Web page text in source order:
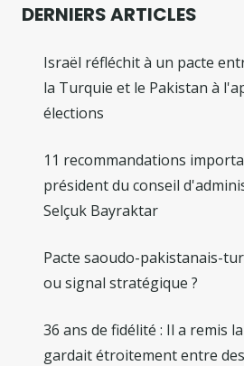
DERNIERS ARTICLES
Israël réfléchit à un pacte
la Turquie et le Pakistan à
élections
11 recommandations
président du conseil
Selçuk Bayraktar
Pacte saoudo-pakistanais-
ou signal stratégique ?
36 ans de fidélité : Il a remis
gardait étroitement entre